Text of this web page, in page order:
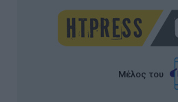
Μέλος του